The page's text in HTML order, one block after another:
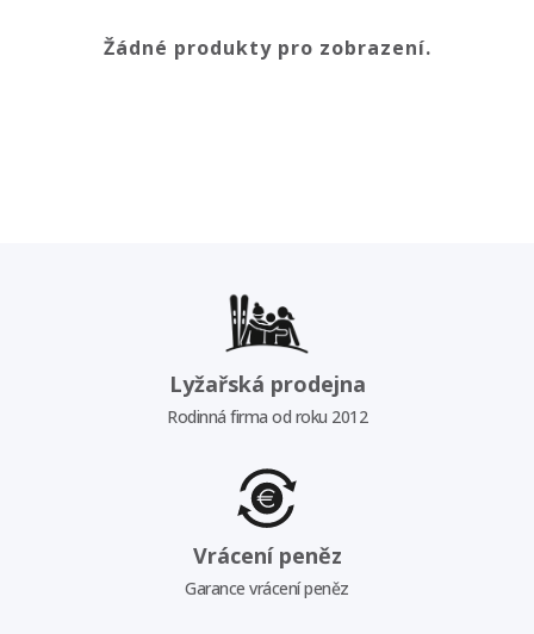
Žádné produkty pro zobrazení.
Lyžařská prodejna
Rodinná firma od roku 2012
Vrácení peněz
Garance vrácení peněz